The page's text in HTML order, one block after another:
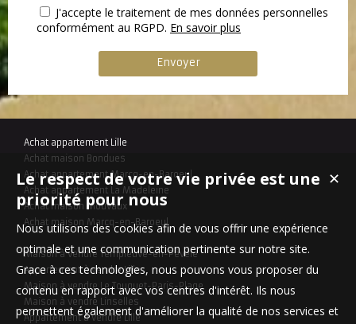
J'accepte le traitement de mes données personnelles
conformément au RGPD. En savoir plus
Achat appartement Lille
Achat maison Bondues
Achat appartement Marcq-en-Baroeul
Achat appartement La Madeleine
Achat maison Mouvaux
Achat maison Marcq-en-Baroeul
Maison à vendre Templeuve-en-Pévèle
Appartement à vendre Lille
Maison à vendre Le Touquet-Paris-Plage
Maison à vendre Linselles
Appartement à vendre Lille
✕
Le respect de votre vie privée est une
priorité pour nous
Nous utilisons des cookies afin de vous offrir une expérience
optimale et une communication pertinente sur notre site.
Grace à ces technologies, nous pouvons vous proposer du
contenu en rapport avec vos centres d'intérêt. Ils nous
permettent également d'améliorer la qualité de nos services et